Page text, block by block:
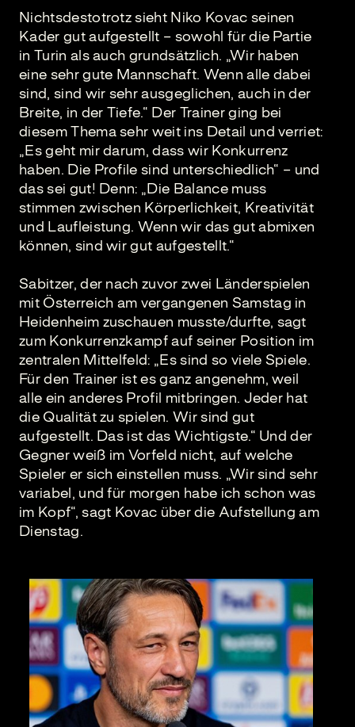
Nichtsdestotrotz sieht Niko Kovac seinen
Kader gut aufgestellt – sowohl für die Partie
in Turin als auch grundsätzlich. „Wir haben
eine sehr gute Mannschaft. Wenn alle dabei
sind, sind wir sehr ausgeglichen, auch in der
Breite, in der Tiefe.“ Der Trainer ging bei
diesem Thema sehr weit ins Detail und verriet:
„Es geht mir darum, dass wir Konkurrenz
haben. Die Profile sind unterschiedlich“ – und
das sei gut! Denn: „Die Balance muss
stimmen zwischen Körperlichkeit, Kreativität
und Laufleistung. Wenn wir das gut abmixen
können, sind wir gut aufgestellt.“
Sabitzer, der nach zuvor zwei Länderspielen
mit Österreich am vergangenen Samstag in
Heidenheim zuschauen musste/durfte, sagt
zum Konkurrenzkampf auf seiner Position im
zentralen Mittelfeld: „Es sind so viele Spiele.
Für den Trainer ist es ganz angenehm, weil
alle ein anderes Profil mitbringen. Jeder hat
die Qualität zu spielen. Wir sind gut
aufgestellt. Das ist das Wichtigste.“ Und der
Gegner weiß im Vorfeld nicht, auf welche
Spieler er sich einstellen muss. „Wir sind sehr
variabel, und für morgen habe ich schon was
im Kopf“, sagt Kovac über die Aufstellung am
Dienstag.